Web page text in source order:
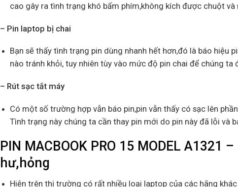
cao gây ra tình trạng khó bấm phím,không kích được chuột
– Pin laptop bị chai
Bạn sẽ thấy tình trạng pin dùng nhanh hết hơn,đó là báo hiệu
nào tránh khỏi, tuy nhiên tùy vào mức độ pin chai để chúng ta
– Rút sạc tắt máy
Có một số trường hợp vẫn báo pin,pin vẫn thấy có sạc lên
Tình trạng này chúng ta cần thay pin mới do pin này đã lỗi và
PIN MACBOOK PRO 15 MODEL A1321
hư,hỏng
Hiện trên thị trường có rất nhiều loại laptop của các hãng